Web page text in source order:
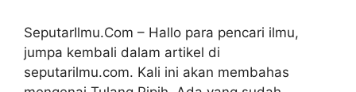
SeputarIlmu.Com – Hallo para pencari ilmu,
jumpa kembali dalam artikel di
seputarilmu.com. Kali ini akan membahas